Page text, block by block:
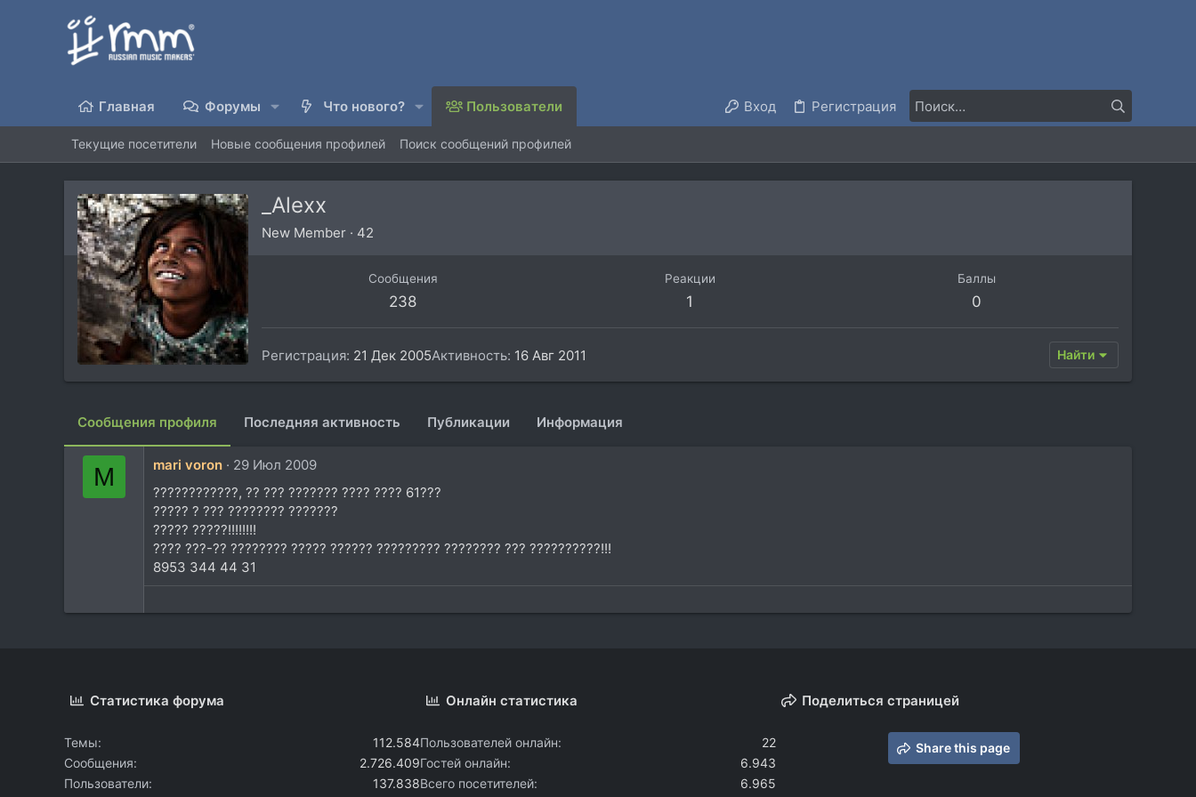
Главная Форумы Что нового? Пользователи Вход Регистрация
Текущие посетители Новые сообщения профилей Поиск сообщений профилей
_Alexx
New Member · 42
Сообщения
238
Реакции
1
Баллы
0
Регистрация 21 Дек 2005Активность 16 Авг 2011 Найти
Сообщения профиля Последняя активность Публикации Информация
M mari voron
29 Июл 2009
????????????, ?? ??? ??????? ???? ???? 61???
????? ? ??? ???????? ???????
????? ?????!!!!!!!!
???? ???-?? ???????? ????? ?????? ????????? ???????? ??? ??????????!!!
8953 344 44 31
Статистика форума
Темы
112.584
Сообщения
2.726.409
Пользователи
137.838
Онлайн статистика
Пользователей онлайн
22
Гостей онлайн
6.943
Всего посетителей
6.965
Поделиться страницей
Share this page